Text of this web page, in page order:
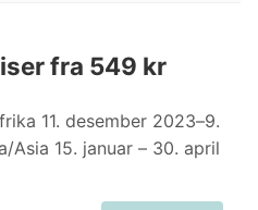
fra 549 kr
11. desember 2023–9.
Asia 15. januar – 30. april